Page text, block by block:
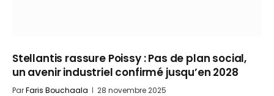
Stellantis rassure Poissy : Pas de plan social,
un avenir industriel confirmé jusqu’en 2028
ParFaris Bouchaala 28 novembre 2025